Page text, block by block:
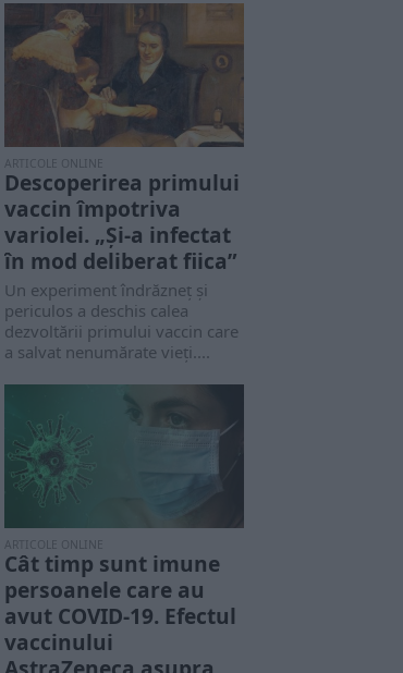
ARTICOLE ONLINE
Descoperirea primului
vaccin împotriva
variolei. „Și-a infectat
în mod deliberat fiica”
Un experiment îndrăzneț și
periculos a deschis calea
dezvoltării primului vaccin care
a salvat nenumărate vieți....
ARTICOLE ONLINE
Cât timp sunt imune
persoanele care au
avut COVID-19. Efectul
vaccinului